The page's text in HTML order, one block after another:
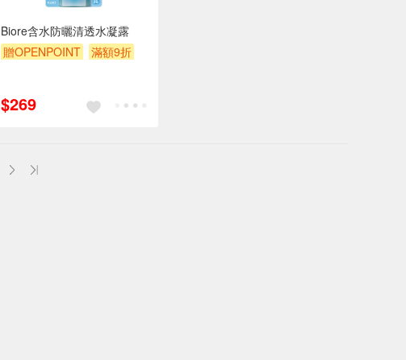
Biore含水防曬清透水凝露
贈OPENPOINT
滿額9折
$269